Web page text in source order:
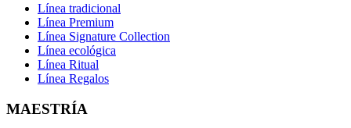
Línea tradicional
Línea Premium
Línea Signature Collection
Línea ecológica
Línea Ritual
Línea Regalos
MAESTRÍA